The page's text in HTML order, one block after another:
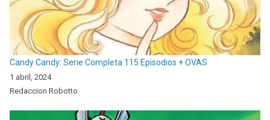
Candy Candy: Serie Completa 115 Episodios + OVAS
1 abril, 2024
Redaccion Robotto